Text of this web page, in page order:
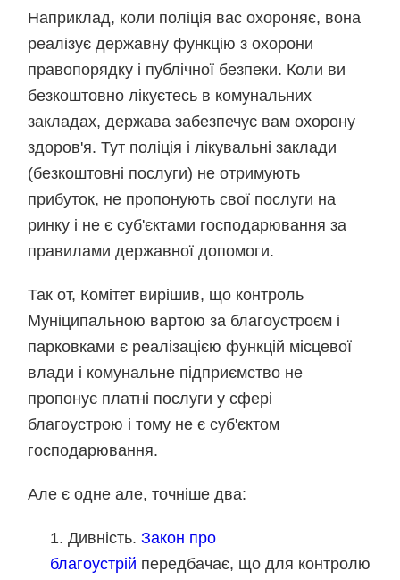
Наприклад, коли поліція вас охороняє, вона
реалізує державну функцію з охорони
правопорядку і публічної безпеки. Коли ви
безкоштовно лікуєтесь в комунальних
закладах, держава забезпечує вам охорону
здоров'я. Тут поліція і лікувальні заклади
(безкоштовні послуги) не отримують
прибуток, не пропонують свої послуги на
ринку і не є суб'єктами господарювання за
правилами державної допомоги.
Так от, Комітет вирішив, що контроль
Муніципальною вартою за благоустроєм і
парковками є реалізацією функцій місцевої
влади і комунальне підприємство не
пропонує платні послуги у сфері
благоустрою і тому не є суб'єктом
господарювання.
Але є одне але, точніше два:
Дивність.Закон про
благоустрій передбачає, що для контролю